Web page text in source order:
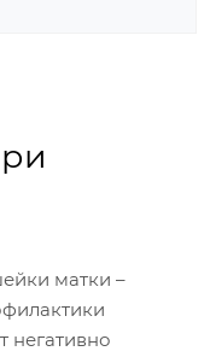
матки –
негативно